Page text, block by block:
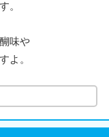
。
味や
よ。